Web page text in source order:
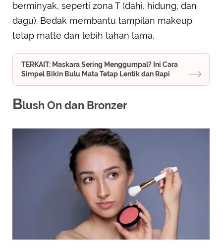
berminyak, seperti zona T (dahi, hidung, dan
dagu). Bedak membantu tampilan makeup
tetap matte dan lebih tahan lama.
TERKAIT: Maskara Sering Menggumpal? Ini Cara
Simpel Bikin Bulu Mata Tetap Lentik dan Rapi
Blush On dan Bronzer